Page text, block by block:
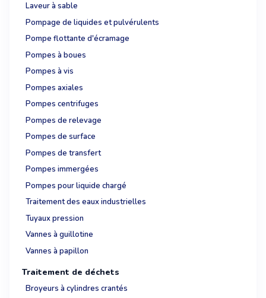
Laveur à sable
Pompage de liquides et pulvérulents
Pompe flottante d'écramage
Pompes à boues
Pompes à vis
Pompes axiales
Pompes centrifuges
Pompes de relevage
Pompes de surface
Pompes de transfert
Pompes immergées
Pompes pour liquide chargé
Traitement des eaux industrielles
Tuyaux pression
Vannes à guillotine
Vannes à papillon
Traitement de déchets
Broyeurs à cylindres crantés